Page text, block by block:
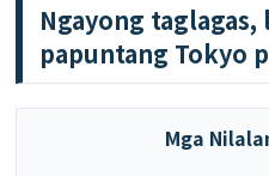
Ngayong
papuntang Tokyo
Mga